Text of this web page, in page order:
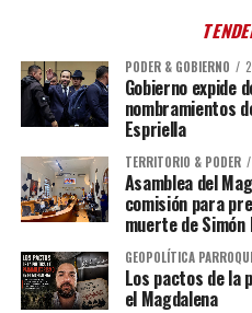
PODER & GOBIERNO
Gobierno expide
nombramientos
Espriella
TERRITORIO & PODER
Asamblea del
comisión para
muerte de Simón
GEOPOLÍTICA
Los pactos de la
el Magdalena